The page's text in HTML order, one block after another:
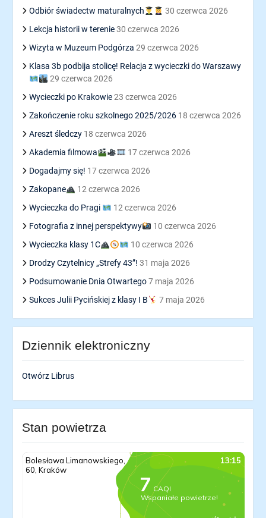
Odbiór świadectw maturalnych
30 czerwca 2026
Lekcja historii w terenie 30 czerwca 2026
Wizyta w Muzeum Podgórza 29 czerwca 2026
Klasa 3b podbija stolicę! Relacja z wycieczki do Warszawy
29 czerwca 2026
Wycieczki po Krakowie 23 czerwca 2026
Zakończenie roku szkolnego 2025/2026 18 czerwca 2026
Areszt śledczy 18 czerwca 2026
Akademia filmowa
17 czerwca 2026
Dogadajmy się! 17 czerwca 2026
Zakopane
12 czerwca 2026
Wycieczka do Pragi
12 czerwca 2026
Fotografia z innej perspektywy
10 czerwca 2026
Wycieczka klasy 1C
10 czerwca 2026
Drodzy Czytelnicy „Strefy 43”! 31 maja 2026
Podsumowanie Dnia Otwartego 7 maja 2026
Sukces Julii Pycińskiej z klasy I B
7 maja 2026
Dziennik elektroniczny
Otwórz Librus
Stan powietrza